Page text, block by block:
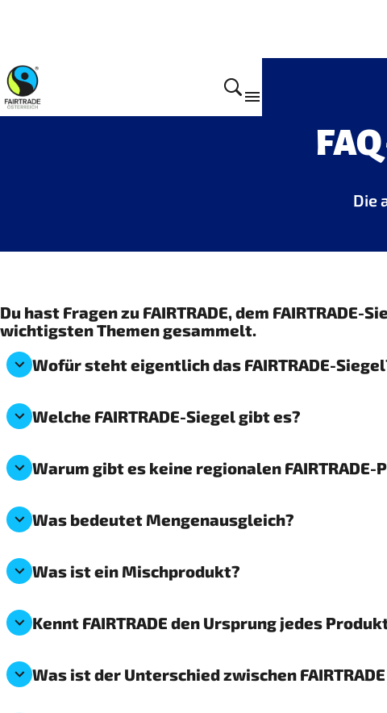
Die
Du hast Fragen zu FAIRTRADE, dem
wichtigsten Themen gesammelt.
Wofür steht eigentlich das FAIRTRADE-
Welche FAIRTRADE-Siegel gibt es?
Warum gibt es keine regionalen FAIRTRADE-
Was bedeutet Mengenausgleich?
Was ist ein Mischprodukt?
Kennt FAIRTRADE den Ursprung jedes
Was ist der Unterschied zwischen